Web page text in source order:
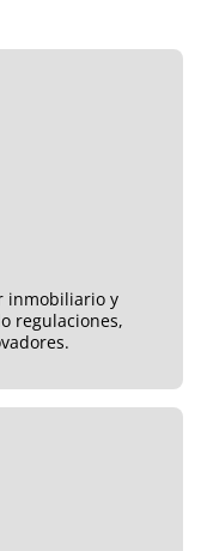
inmobiliario y
regulaciones,